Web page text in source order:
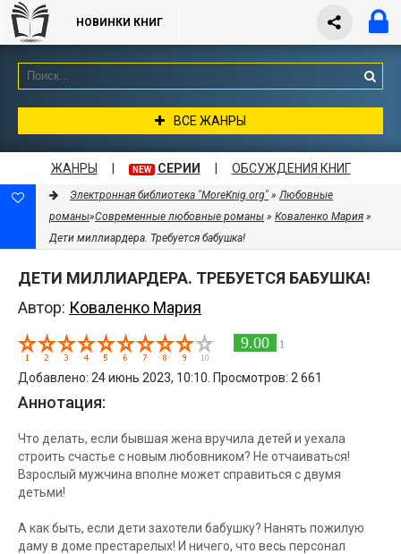
НОВИНКИ КНИГ
ВСЕ ЖАНРЫ
ЖАНРЫ NEW СЕРИИ ОБСУЖДЕНИЯ КНИГ
Электронная библиотека "MoreKnig.org" »Любовные
романы»Современные любовные романы » Коваленко Мария »
Дети миллиардера. Требуется бабушка!
ДЕТИ МИЛЛИАРДЕРА. ТРЕБУЕТСЯ БАБУШКА!
Автор: Коваленко Мария
9.00 1
Добавлено: 24 июнь 2023, 10:10. Просмотров: 2 661
Аннотация:
Что делать, если бывшая жена вручила детей и уехала
строить счастье с новым любовником? Не отчаиваться!
Взрослый мужчина вполне может справиться с двумя
детьми!
А как быть, если дети захотели бабушку? Нанять пожилую
даму в доме престарелых! И ничего, что весь персонал